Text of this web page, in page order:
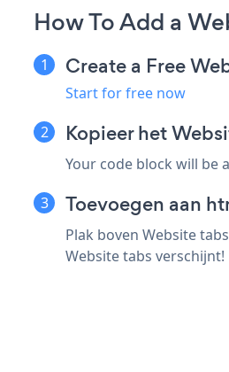
How To Add a
Create a Free
Start for free now
Kopieer het
Your code block will be
Toevoegen aan
Plak boven Website
Website tabs verschijnt!